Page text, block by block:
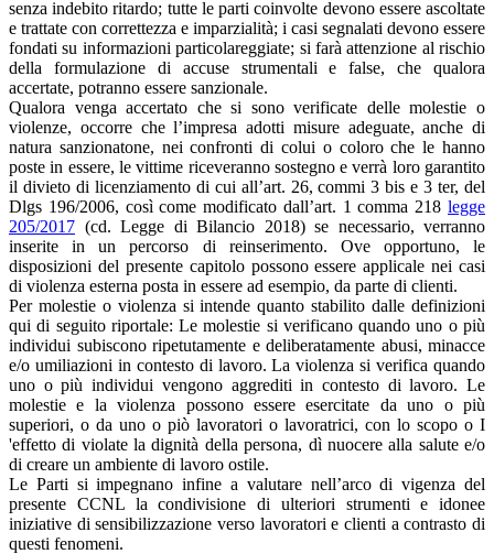
senza indebito ritardo; tutte le parti coinvolte devono essere ascoltate
e trattate con correttezza e imparzialità; i casi segnalati devono essere
fondati su informazioni particolareggiate; si farà attenzione al rischio
della formulazione di accuse strumentali e false, che qualora
accertate, potranno essere sanzionale.
Qualora venga accertato che si sono verificate delle molestie o
violenze, occorre che l’impresa adotti misure adeguate, anche di
natura sanzionatone, nei confronti di colui o coloro che le hanno
poste in essere, le vittime riceveranno sostegno e verrà loro garantito
il divieto di licenziamento di cui all’art. 26, commi 3 bis e 3 ter, del
Dlgs 196/2006, così come modificato dall’art. 1 comma 218 legge
205/2017 (cd. Legge di Bilancio 2018) se necessario, verranno
inserite in un percorso di reinserimento. Ove opportuno, le
disposizioni del presente capitolo possono essere applicale nei casi
di violenza esterna posta in essere ad esempio, da parte di clienti.
Per molestie o violenza si intende quanto stabilito dalle definizioni
qui di seguito riportale: Le molestie si verificano quando uno o più
individui subiscono ripetutamente e deliberatamente abusi, minacce
e/o umiliazioni in contesto di lavoro. La violenza si verifica quando
uno o più individui vengono aggrediti in contesto di lavoro. Le
molestie e la violenza possono essere esercitate da uno o più
superiori, o da uno o piò lavoratori o lavoratrici, con lo scopo o I
'effetto di violate la dignità della persona, dì nuocere alla salute e/o
di creare un ambiente di lavoro ostile.
Le Parti si impegnano infine a valutare nell’arco di vigenza del
presente CCNL la condivisione di ulteriori strumenti e idonee
iniziative di sensibilizzazione verso lavoratori e clienti a contrasto di
questi fenomeni.